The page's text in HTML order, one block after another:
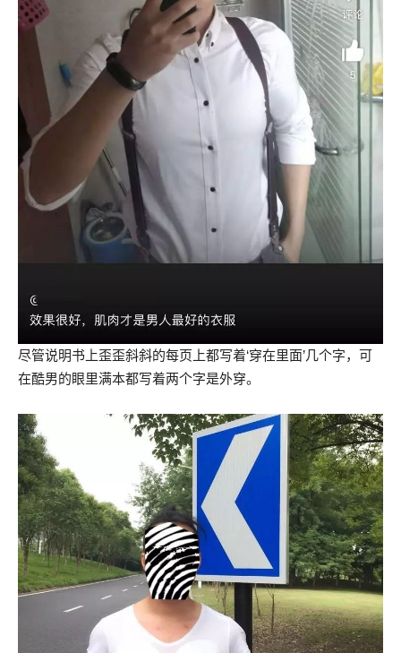
尽管说明书上歪歪斜斜的每页上都写着‘穿在里面’几个字，可
在酷男的眼里满本都写着两个字是外穿。